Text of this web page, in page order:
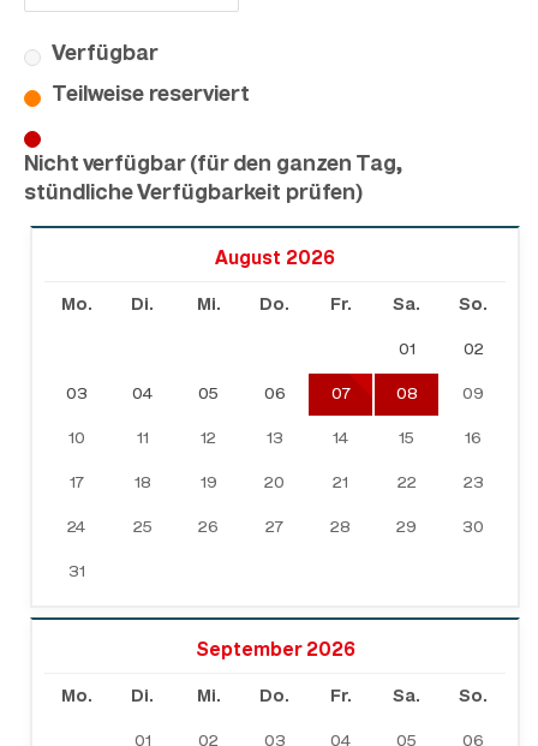
Verfügbar
Teilweise reserviert
Nicht verfügbar (für den ganzen Tag,
stündliche Verfügbarkeit prüfen)
August 2026
Mo. Di. Mi. Do. Fr. Sa. So.
01 02
03 04 05 06 07 08 09
10 11 12 13 14 15 16
17 18 19 20 21 22 23
24 25 26 27 28 29 30
31
September 2026
Mo. Di. Mi. Do. Fr. Sa. So.
01 02 03 04 05 06